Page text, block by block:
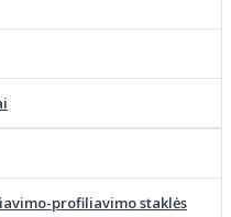
profiliavimo staklės